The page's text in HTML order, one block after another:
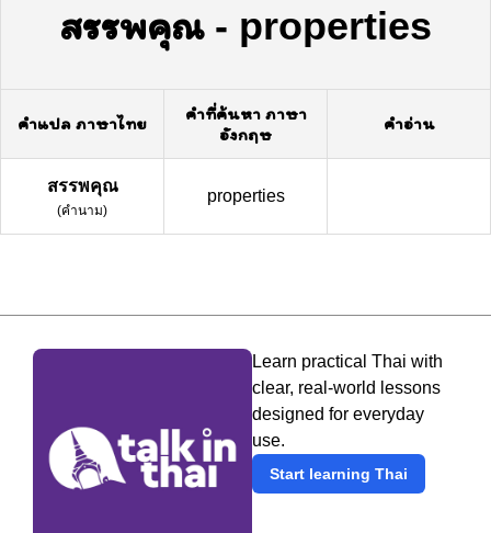
สรรพคุณ- properties
คำแปล ภาษาไทย
คำที่ค้นหา ภาษา
อังกฤษ
คำอ่าน
สรรพคุณ
(คำนาม)
properties
Learn practical Thai with
clear, real-world lessons
designed for everyday
use.
Start learning Thai